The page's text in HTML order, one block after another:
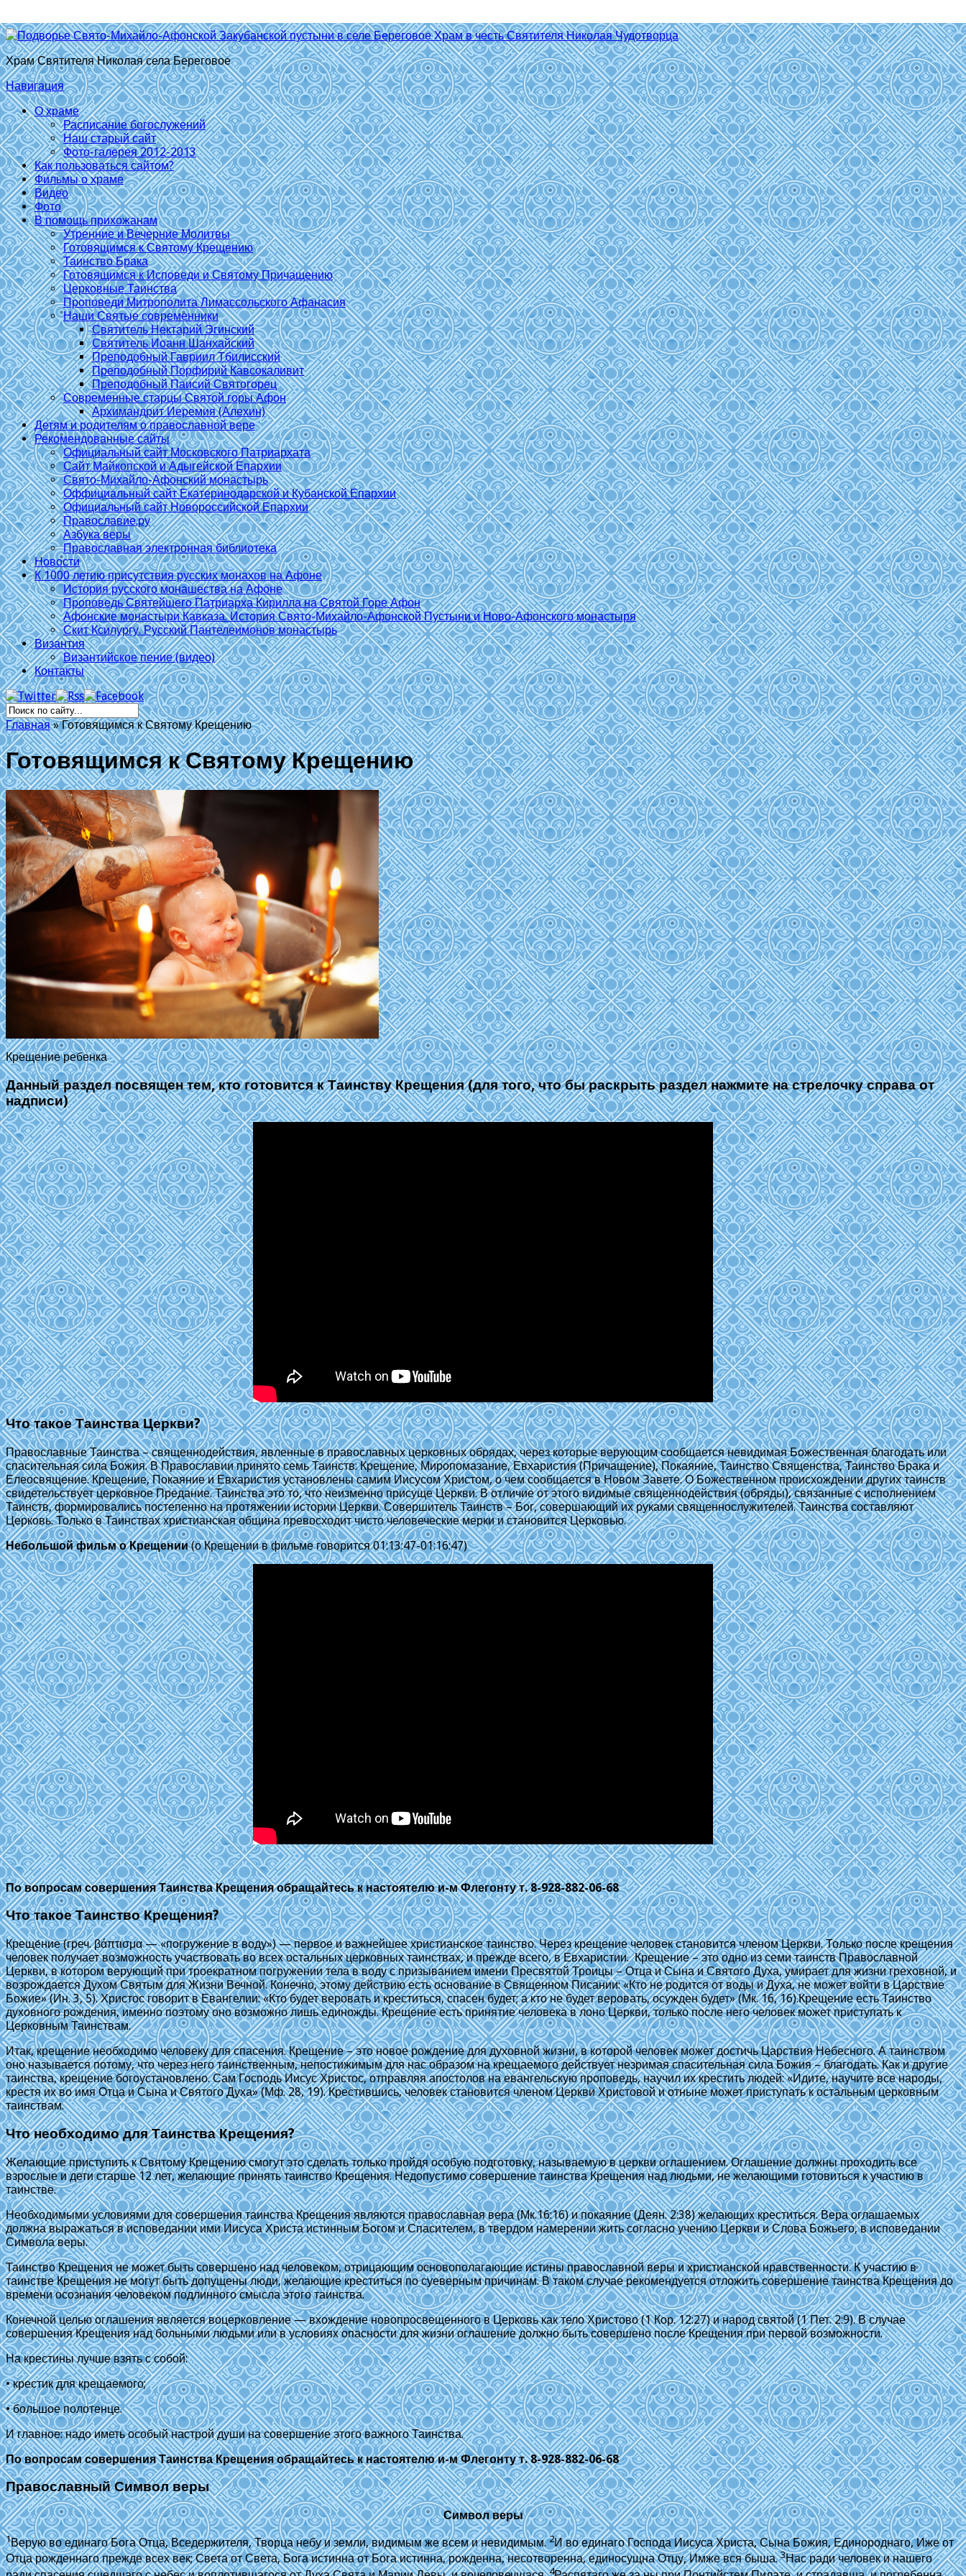
Храм Святителя Николая села Береговое
Навигация
О храме
Расписание богослужений
Наш старый сайт
Фото-галерея 2012-2013
Как пользоваться сайтом?
Фильмы о храме
Видео
Фото
В помощь прихожанам
Утренние и Вечерние Молитвы
Готовящимся к Святому Крещению
Таинство Брака
Готовящимся к Исповеди и Святому Причащению
Церковные Таинства
Проповеди Митрополита Лимассольского Афанасия
Наши Святые современники
Святитель Нектарий Эгинский
Святитель Иоанн Шанхайский
Преподобный Гавриил Тбилисский
Преподобный Порфирий Кавсокаливит
Преподобный Паисий Святогорец
Современные старцы Святой горы Афон
Архимандрит Иеремия (Алехин)
Детям и родителям о православной вере
Рекомендованные сайты
Официальный сайт Московского Патриархата
Сайт Майкопской и Адыгейской Епархии
Свято-Михайло-Афонский монастырь
Оффициальный сайт Екатеринодарской и Кубанской Епархии
Официальный сайт Новороссийской Епархии
Православие.ру
Азбука веры
Православная электронная библиотека
Новости
К 1000 летию присутствия русских монахов на Афоне
История русского монашества на Афоне
Проповедь Святейшего Патриарха Кирилла на Святой Горе Афон
Афонские монастыри Кавказа. История Свято-Михайло-Афонской Пустыни и Ново-Афонского монастыря
Скит Ксилургу. Русский Пантелеимонов монастырь
Византия
Византийское пение (видео)
Контакты
Главная »Готовящимся к Святому Крещению
Готовящимся к Святому Крещению
Крещение ребенка
Данный раздел посвящен тем, кто готовится к Таинству Крещения (для того, что бы раскрыть раздел нажмите на стрелочку справа от
надписи)
Что такое Таинства Церкви?
Православные Таинства – священнодействия, явленные в православных церковных обрядах, через которые верующим сообщается невидимая Божественная благодать или
спасительная сила Божия. В Православии принято семь Таинств: Крещение, Миропомазание, Евхаристия (Причащение), Покаяние, Таинство Священства, Таинство Брака и
Елеосвящение. Крещение, Покаяние и Евхаристия установлены самим Иисусом Христом, о чем сообщается в Новом Завете. О Божественном происхождении других таинств
свидетельствует церковное Предание. Таинства это то, что неизменно присуще Церкви. В отличие от этого видимые священнодействия (обряды), связанные с исполнением
Таинств, формировались постепенно на протяжении истории Церкви. Совершитель Таинств – Бог, совершающий их руками священнослужителей. Таинства составляют
Церковь. Только в Таинствах христианская община превосходит чисто человеческие мерки и становится Церковью.
Небольшой фильм о Крещении(о Крещении в фильме говорится 01:13:47-01:16:47)
По вопросам совершения Таинства Крещения обращайтесь к настоятелю и-м Флегонту т. 8-928-882-06-68
Что такое Таинство Крещения?
Креще́ние (греч. βάπτισμα — «погружение в воду») — первое и важнейшее христианское таинство. Через крещение человек становится членом Церкви. Только после крещения
человек получает возможность участвовать во всех остальных церковных таинствах, и прежде всего, в Евхаристии. Крещение – это одно из семи таинств Православной
Церкви, в котором верующий при троекратном погружении тела в воду с призыванием имени Пресвятой Троицы – Отца и Сына и Святого Духа, умирает для жизни греховной, и
возрождается Духом Святым для Жизни Вечной. Конечно, этому действию есть основание в Священном Писании: «Кто не родится от воды и Духа, не может войти в Царствие
Божие» (Ин. 3, 5). Христос говорит в Евангелии: «Кто будет веровать и креститься, спасен будет; а кто не будет веровать, осужден будет» (Мк. 16, 16).Крещение есть Таинство
духовного рождения, именно поэтому оно возможно лишь единожды. Крещение есть принятие человека в лоно Церкви, только после него человек может приступать к
Церковным Таинствам.
Итак, крещение необходимо человеку для спасения. Крещение – это новое рождение для духовной жизни, в которой человек может достичь Царствия Небесного. А таинством
оно называется потому, что через него таинственным, непостижимым для нас образом на крещаемого действует незримая спасительная сила Божия – благодать. Как и другие
таинства, крещение богоустановлено. Сам Господь Иисус Христос, отправляя апостолов на евангельскую проповедь, научил их крестить людей: «Идите, научите все народы,
крестя их во имя Отца и Сына и Святого Духа» (Мф. 28, 19). Крестившись, человек становится членом Церкви Христовой и отныне может приступать к остальным церковным
таинствам.
Что необходимо для Таинства Крещения?
Желающие приступить к Святому Крещению смогут это сделать только пройдя особую подготовку, называемую в церкви оглашением. Оглашение должны проходить все
взрослые и дети старше 12 лет, желающие принять таинство Крещения. Недопустимо совершение таинства Крещения над людьми, не желающими готовиться к участию в
таинстве.
Необходимыми условиями для совершения таинства Крещения являются православная вера (Мк.16:16) и покаяние (Деян. 2:38) желающих креститься. Вера оглашаемых
должна выражаться в исповедании ими Иисуса Христа истинным Богом и Спасителем, в твердом намерении жить согласно учению Церкви и Слова Божьего, в исповедании
Символа веры.
Таинство Крещения не может быть совершено над человеком, отрицающим основополагающие истины православной веры и христианской нравственности. К участию в
таинстве Крещения не могут быть допущены люди, желающие креститься по суеверным причинам. В таком случае рекомендуется отложить совершение таинства Крещения до
времени осознания человеком подлинного смысла этого таинства.
Конечной целью оглашения является воцерковление — вхождение новопросвещенного в Церковь как тело Христово (1 Кор. 12:27) и народ святой (1 Пет. 2:9). В случае
совершения Крещения над больными людьми или в условиях опасности для жизни оглашение должно быть совершено после Крещения при первой возможности.
На крестины лучше взять с собой:
• крестик для крещаемого;
• большое полотенце.
И главное: надо иметь особый настрой души на совершение этого важного Таинства.
По вопросам совершения Таинства Крещения обращайтесь к настоятелю и-м Флегонту т. 8-928-882-06-68
Православный Символ веры
Символ веры
1Верую во единаго Бога Отца, Вседержителя, Творца небу и земли, видимым же всем и невидимым.2И во единаго Господа Иисуса Христа, Сына Божия, Единороднаго, Иже от
Отца рожденнаго прежде всех век; Света от Света, Бога истинна от Бога истинна, рожденна, несотворенна, единосущна Отцу, Имже вся быша.3Нас ради человек и нашего
4